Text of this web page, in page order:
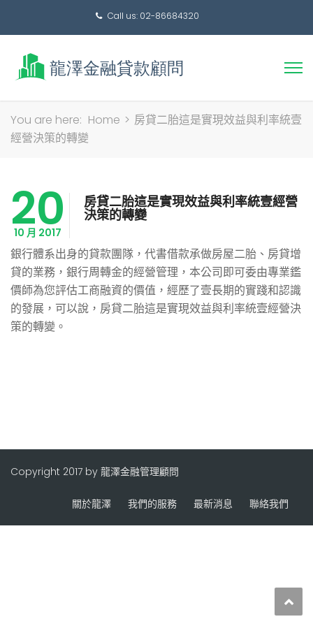
Call us: 02-86684320
搜
You are here: Home > 房貸二胎這是實現效益與利率統壹
經營決策的轉變
20
10 月 2017
房貸二胎這是實現效益與利率統壹經營
決策的轉變
銀行體系出身的貸款團隊，代書借款承做房屋二胎、房貸增
貸的業務，銀行周轉金的經營管理，本公司即可委由專業鑑
價師為您評估工商融資的價值，經歷了壹長期的實踐和認識
的發展，可以說，房貸二胎這是實現效益與利率統壹經營決
策的轉變。
Copyright 2017 by 龍澤金融管理顧問
關於龍澤 我們的服務 最新消息 聯絡我們